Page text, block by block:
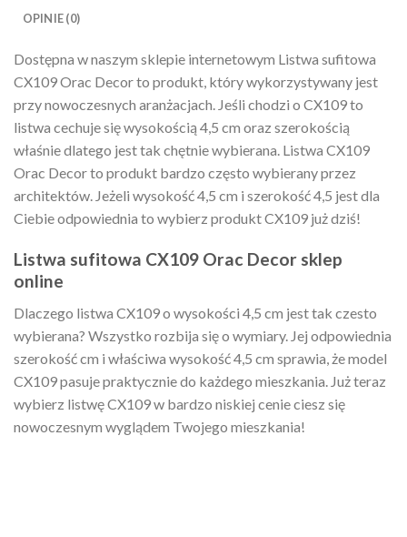
OPINIE (0)
Dostępna w naszym sklepie internetowym Listwa sufitowa
CX109 Orac Decor to produkt, który wykorzystywany jest
przy nowoczesnych aranżacjach. Jeśli chodzi o CX109 to
listwa cechuje się wysokością 4,5 cm oraz szerokością
właśnie dlatego jest tak chętnie wybierana. Listwa CX109
Orac Decor to produkt bardzo często wybierany przez
architektów. Jeżeli wysokość 4,5 cm i szerokość 4,5 jest dla
Ciebie odpowiednia to wybierz produkt CX109 już dziś!
Listwa sufitowa CX109 Orac Decor sklep
online
Dlaczego listwa CX109 o wysokości 4,5 cm jest tak czesto
wybierana? Wszystko rozbija się o wymiary. Jej odpowiednia
szerokość cm i właściwa wysokość 4,5 cm sprawia, że model
CX109 pasuje praktycznie do każdego mieszkania. Już teraz
wybierz listwę CX109 w bardzo niskiej cenie ciesz się
nowoczesnym wyglądem Twojego mieszkania!